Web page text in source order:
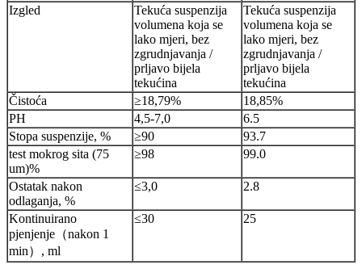
Izgled
Tekuća suspenzija
volumena koja se
lako mjeri, bez
zgrudnjavanja /
prljavo bijela
tekućina
Tekuća suspenzija
volumena koja se
lako mjeri, bez
zgrudnjavanja /
prljavo bijela
tekućina
Čistoća
≥18,79%
18,85%
PH
4,5-7,0
6.5
Stopa suspenzije, %
≥90
93.7
test mokrog sita (75
um)%
≥98 99.0
Ostatak nakon
odlaganja, %
≤3,0 2.8
Kontinuirano
pjenjenje（nakon 1
min）, ml
≤30 25